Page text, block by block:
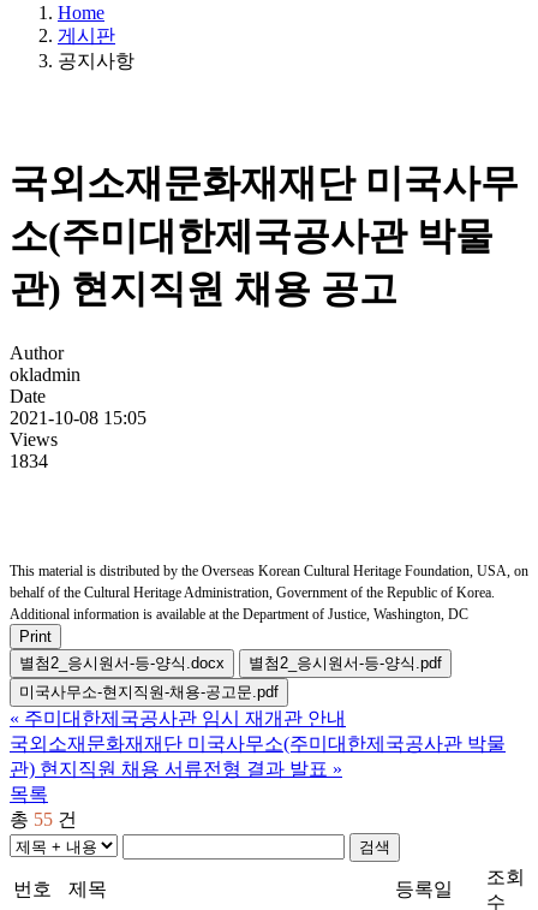
Home
게시판
공지사항
국외소재문화재재단 미국사무
소(주미대한제국공사관 박물
관) 현지직원 채용 공고
Author
okladmin
Date
2021-10-08 15:05
Views
1834
This material is distributed by the Overseas Korean Cultural Heritage Foundation, USA, on
behalf of the Cultural Heritage Administration, Government of the Republic of Korea.
Additional information is available at the Department of Justice, Washington, DC
Print
별첨2_응시원서-등-양식.docx
별첨2_응시원서-등-양식.pdf
미국사무소-현지직원-채용-공고문.pdf
« 주미대한제국공사관 임시 재개관 안내
국외소재문화재재단 미국사무소(주미대한제국공사관 박물
관) 현지직원 채용 서류전형 결과 발표 »
목록
총 55 건
검색
번호 제목 등록일
조회
수